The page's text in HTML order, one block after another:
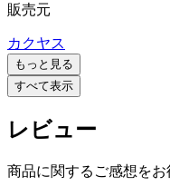
販売元
カクヤス
もっと見る
すべて表示
レビュー
商品に関するご感想を